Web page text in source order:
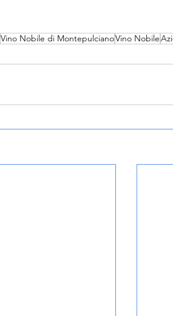
Vino Nobile di MontepulcianoVino Nobile